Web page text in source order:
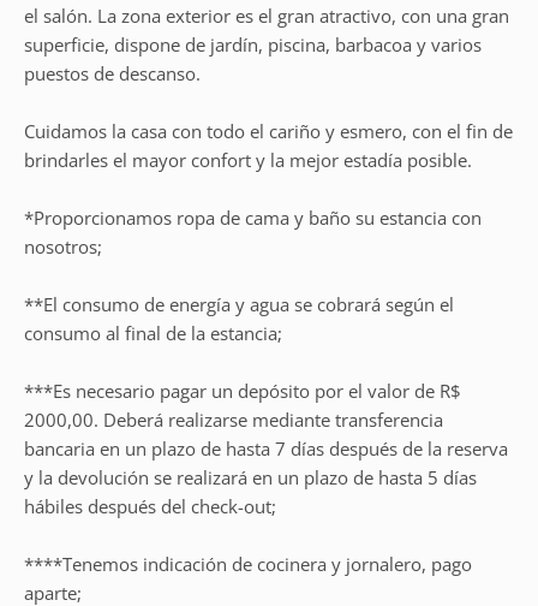
el salón. La zona exterior es el gran atractivo, con una gran
superficie, dispone de jardín, piscina, barbacoa y varios
puestos de descanso.
Cuidamos la casa con todo el cariño y esmero, con el fin de
brindarles el mayor confort y la mejor estadía posible.
*Proporcionamos ropa de cama y baño su estancia con
nosotros;
**El consumo de energía y agua se cobrará según el
consumo al final de la estancia;
***Es necesario pagar un depósito por el valor de R$
2000,00. Deberá realizarse mediante transferencia
bancaria en un plazo de hasta 7 días después de la reserva
y la devolución se realizará en un plazo de hasta 5 días
hábiles después del check-out;
****Tenemos indicación de cocinera y jornalero, pago
aparte;